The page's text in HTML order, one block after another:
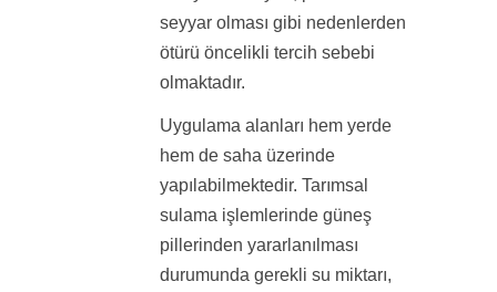
seyyar olması gibi nedenlerden
ötürü öncelikli tercih sebebi
olmaktadır.
Uygulama alanları hem yerde
hem de saha üzerinde
yapılabilmektedir. Tarımsal
sulama işlemlerinde güneş
pillerinden yararlanılması
durumunda gerekli su miktarı,